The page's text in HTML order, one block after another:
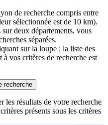
de recherche compris entre
sélectionnée est de 10 km).
deux départements, vous
séparées.
sur la loupe ; la liste des
vos critères de recherche est
recherche
les résultats de votre recherche
présents sous les critères